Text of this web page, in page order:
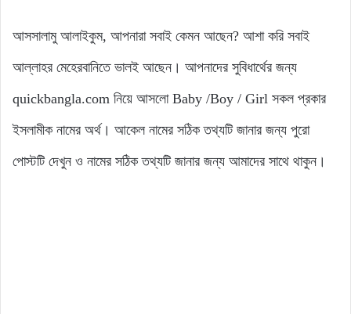
আসসালামু আলাইকুম, আপনারা সবাই কেমন আছেন? আশা করি সবাই
আল্লাহর মেহেরবানিতে ভালই আছেন। আপনাদের সুবিধার্থের জন্য
quickbangla.com নিয়ে আসলো Baby /Boy / Girl সকল প্রকার
ইসলামীক নামের অর্থ। আকেল নামের সঠিক তথ্যটি জানার জন্য পুরো
পোস্টটি দেখুন ও নামের সঠিক তথ্যটি জানার জন্য আমাদের সাথে থাকুন।